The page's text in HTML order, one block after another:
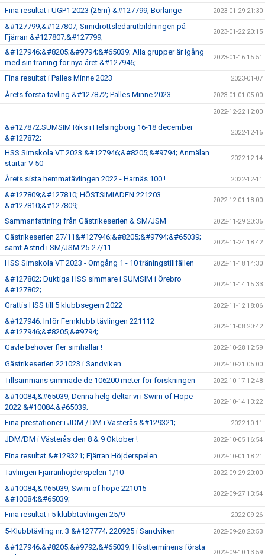
Fina resultat i UGP1 2023 (25m) &#127799; Borlänge 2023-01-29 21:30
&#127799;&#127807; Simidrottsledarutbildningen på
Fjärran &#127807;&#127799;
2023-01-22 20:15
&#127946;&#8205;&#9794;&#65039; Alla grupper är igång
med sin träning för nya året &#127946;
2023-01-16 15:51
Fina resultat i Palles Minne 2023 2023-01-07
Årets första tävling &#127872; Palles Minne 2023 2023-01-01 05:00
2022-12-22 12:00
&#127872;SUMSIM Riks i Helsingborg 16-18 december
&#127872;
2022-12-16
HSS Simskola VT 2023 &#127946;&#8205;&#9794; Anmälan
startar V 50
2022-12-14
Årets sista hemmatävlingen 2022 - Harnäs 100 ! 2022-12-11
&#127809;&#127810; HÖSTSIMIADEN 221203
&#127810;&#127809;
2022-12-01 18:00
Sammanfattning från Gästrikeserien & SM/JSM 2022-11-29 20:36
Gästrikeserien 27/11&#127946;&#8205;&#9794;&#65039;
samt Astrid i SM/JSM 25-27/11
2022-11-24 18:42
HSS Simskola VT 2023 - Omgång 1 - 10 träningstillfällen 2022-11-18 14:30
&#127802; Duktiga HSS simmare i SUMSIM i Örebro
&#127802;
2022-11-14 15:33
Grattis HSS till 5 klubbsegern 2022 2022-11-12 18:06
&#127946; Inför Femklubb tävlingen 221112
&#127946;&#8205;&#9794;
2022-11-08 20:42
Gävle behöver fler simhallar ! 2022-10-28 12:59
Gästrikeserien 221023 i Sandviken 2022-10-21 05:00
Tillsammans simmade de 106200 meter för forskningen 2022-10-17 12:48
&#10084;&#65039; Denna helg deltar vi i Swim of Hope
2022 &#10084;&#65039;
2022-10-14 13:22
Fina prestationer i JDM / DM i Västerås &#129321; 2022-10-11
JDM/DM i Västerås den 8 & 9 Oktober ! 2022-10-05 16:54
Fina resultat &#129321; Fjärran Höjderspelen 2022-10-01 18:21
Tävlingen Fjärranhöjderspelen 1/10 2022-09-29 20:00
&#10084;&#65039; Swim of hope 221015
&#10084;&#65039;
2022-09-27 13:54
Fina resultat i 5 klubbtävlingen 25/9 2022-09-26
5-Klubbtävling nr. 3 &#127774; 220925 i Sandviken 2022-09-20 23:53
&#127946;&#8205;&#9792;&#65039; Höstterminens första
2022-09-10 13:59